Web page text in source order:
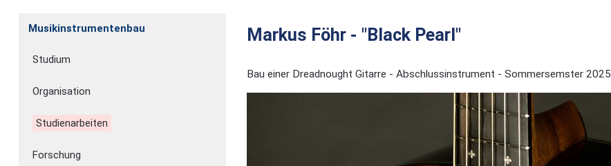
Musikinstrumentenbau
Studium
Organisation
Studienarbeiten
Forschung
Markus Föhr - "Black Pearl"
Bau einer Dreadnought Gitarre - Abschlussinstrument - Sommersemster 2025